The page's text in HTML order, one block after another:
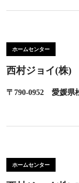
ホームセンター
西村ジョイ(株)
〒790-0952 愛媛県
ホームセンター